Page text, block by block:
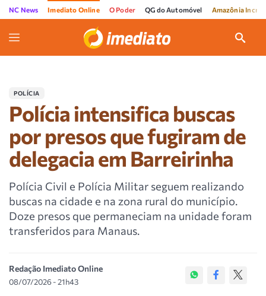
NC News Imediato Online O Poder QG do Automóvel Amazônia
POLÍCIA
Polícia intensifica buscas
por presos que fugiram de
delegacia em Barreirinha
Polícia Civil e Polícia Militar seguem realizando
buscas na cidade e na zona rural do município.
Doze presos que permaneciam na unidade foram
transferidos para Manaus.
Redação Imediato Online
08/07/2026 - 21h43